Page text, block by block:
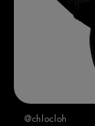
@chlocloh